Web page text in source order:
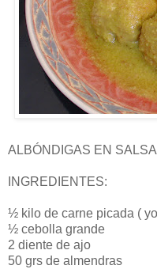
ALBÓNDIGAS EN
INGREDIENTES:
½ kilo de carne picada (
½ cebolla grande
2 diente de ajo
50 grs de almendras